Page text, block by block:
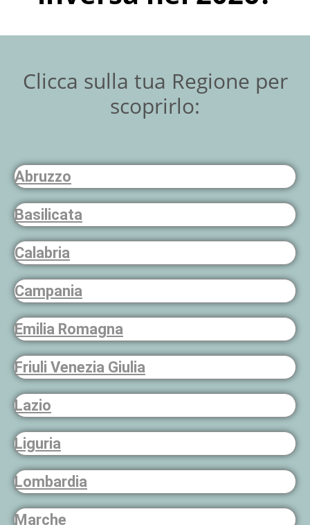
Clicca sulla tua Regione per
scoprirlo:
Abruzzo
Basilicata
Calabria
Campania
Emilia Romagna
Friuli Venezia Giulia
Lazio
Liguria
Lombardia
Marche